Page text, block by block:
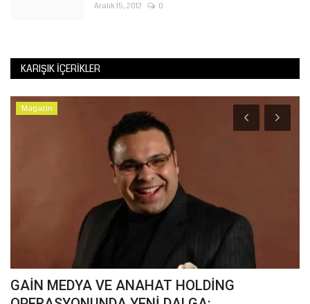
Aralık 15, 2012 0
KARIŞIK İÇERIKLER
Magazin
GAİN MEDYA VE ANAHAT HOLDİNG